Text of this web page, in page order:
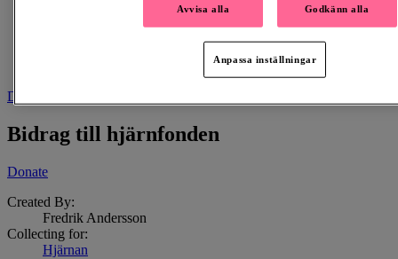
Download
Bidrag till hjärnfonden
Donate
Created By:
Fredrik Andersson
Collecting for:
Hjärnan
Avvisa alla Godkänn alla
Anpassa inställningar